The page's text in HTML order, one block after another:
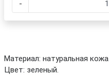
Материал: натуральная кожа.
Цвет: зеленый.
-